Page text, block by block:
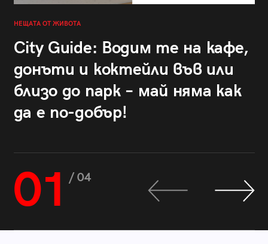
НЕЩАТА ОТ ЖИВОТА
City Guide: Водим те на кафе,
донъти и коктейли във или
близо до парк – май няма как
да е по-добър!
01 / 04